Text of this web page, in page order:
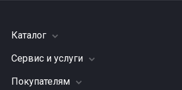
Каталог
Шины
Грузовые шины
Сервис и услуги
Заправка кондиционера
Покупателям